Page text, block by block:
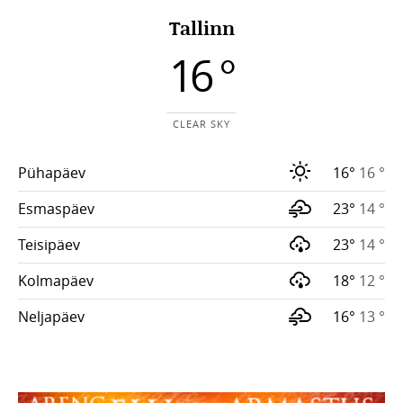
Tallinn
16 °
CLEAR SKY
Pühapäev 16° 16 °
Esmaspäev
23° 14 °
Teisipäev
23° 14 °
Kolmapäev
18° 12 °
Neljapäev
16° 13 °